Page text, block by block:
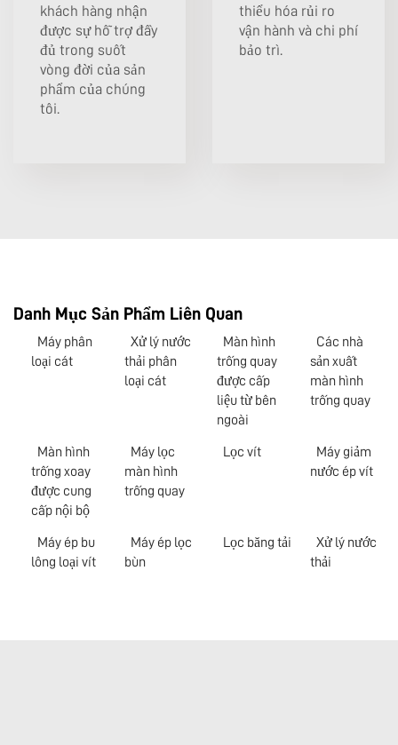
khách hàng nhận
được sự hỗ trợ đầy
đủ trong suốt
vòng đời của sản
phẩm của chúng
tôi.
thiểu hóa rủi ro
vận hành và chi phí
bảo trì.
Danh Mục Sản Phẩm Liên Quan
Máy phân
loại cát
Xử lý nước
thải phân
loại cát
Màn hình
trống quay
được cấp
liệu từ bên
ngoài
Các nhà
sản xuất
màn hình
trống quay
Màn hình
trống xoay
được cung
cấp nội bộ
Máy lọc
màn hình
trống quay
Lọc vít
Máy giảm
nước ép vít
Máy ép bu
lông loại vít
Máy ép lọc
bùn
Lọc băng tải
Xử lý nước
thải